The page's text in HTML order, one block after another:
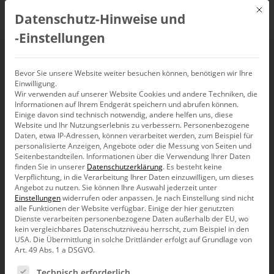
Einteilung der Zeit in
Klassen
Man kann mit der Zeit viel anstellen. Man kann sie
wöchentlich lesen, man kann sie totschlagen oder
einteilen.
Im folgenden Beispiel liegen Zeitinformationen in den
Daten vor, die klassifiziert werden können, um daraus
Erkenntnisse abzuleiten. Konkret geht es um eine Fast-
Food-Kette, welche in Ihrer Kundenstruktur das
Geburtsdatum des Kunden abgebildet hat und in den
Bewegungsdaten die Kundennummer vorhanden ist.
Mit diesen Informationen lassen sich mehrere Szenarios
Mit
Datenschutz-Hinweise und
‑Einstellungen
Bevor Sie unsere Website weiter besuchen können, benötigen wir Ihre
Einwilligung.
Wir verwenden auf unserer Website Cookies und andere Techniken, die
Informationen auf Ihrem Endgerät speichern und abrufen können.
Einige davon sind technisch notwendig, andere helfen uns, diese
Website und Ihr Nutzungserlebnis zu verbessern. Personenbezogene
Daten, etwa IP-Adressen, können verarbeitet werden, zum Beispiel für
personalisierte Anzeigen, Angebote oder die Messung von Seiten und
Seitenbestandteilen. Informationen über die Verwendung Ihrer Daten
finden Sie in unserer Datenschutzerklärung. Es besteht keine
Verpflichtung, in die Verarbeitung Ihrer Daten einzuwilligen, um dieses
Angebot zu nutzen.Sie können Ihre Auswahl jederzeit unter
Einstellungenwiderrufen oder anpassen. Je nach Einstellung sind nicht
alle Funktionen der Website verfügbar. Einige der hier genutzten
Dienste verarbeiten personenbezogene Daten außerhalb der EU, wo
kein vergleichbares Datenschutzniveau herrscht, zum Beispiel in den
USA. Die Übermittlung in solche Drittländer erfolgt auf Grundlage von
Art. 49 Abs. 1 a DSGVO.
Es folgt eine Liste der Service-Gruppen, für die eine